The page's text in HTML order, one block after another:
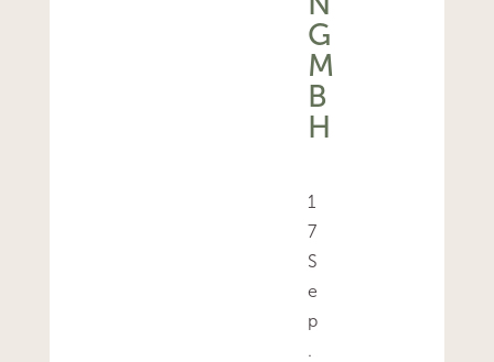
G
M
B
H
1
7
S
e
p
.